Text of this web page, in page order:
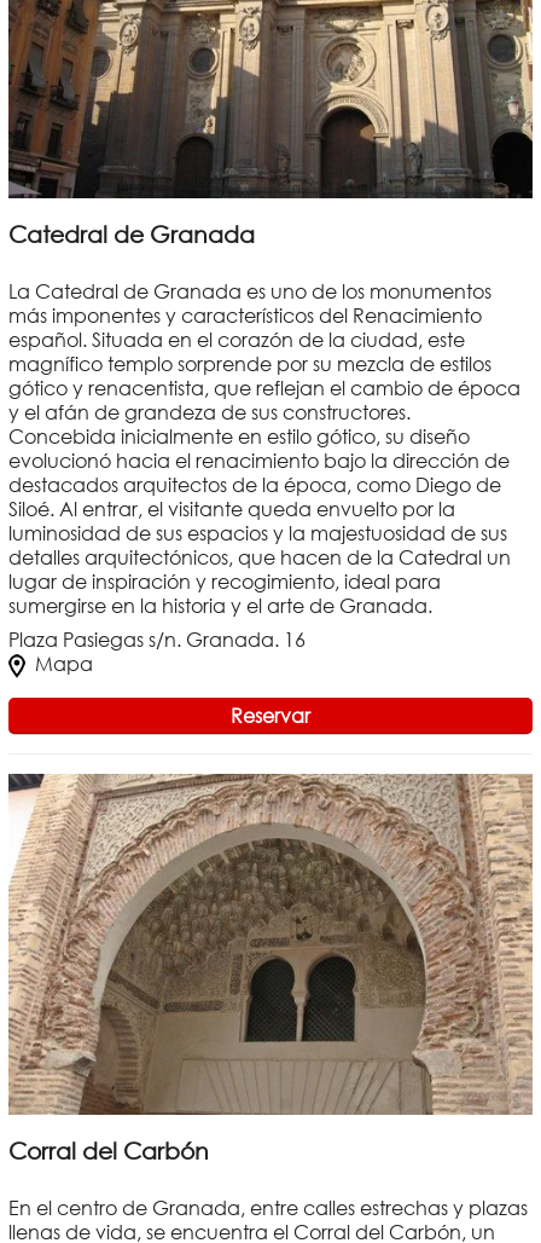
Catedral de Granada
La Catedral de Granada es uno de los monumentos
más imponentes y característicos del Renacimiento
español. Situada en el corazón de la ciudad, este
magnífico templo sorprende por su mezcla de estilos
gótico y renacentista, que reflejan el cambio de época
y el afán de grandeza de sus constructores.
Concebida inicialmente en estilo gótico, su diseño
evolucionó hacia el renacimiento bajo la dirección de
destacados arquitectos de la época, como Diego de
Siloé. Al entrar, el visitante queda envuelto por la
luminosidad de sus espacios y la majestuosidad de sus
detalles arquitectónicos, que hacen de la Catedral un
lugar de inspiración y recogimiento, ideal para
sumergirse en la historia y el arte de Granada.
Plaza Pasiegas s/n. Granada. 16
Mapa
Reservar
Corral del Carbón
En el centro de Granada, entre calles estrechas y plazas
llenas de vida, se encuentra el Corral del Carbón, un